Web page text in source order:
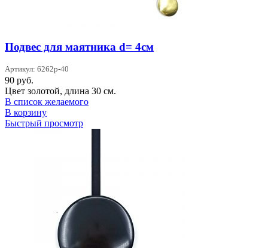
Подвес для маятника d= 4см
Артикул: 6262p-40
90 руб.
Цвет золотой, длина 30 см.
В список желаемого
В корзину
Быстрый просмотр